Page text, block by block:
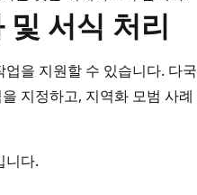
서식 처리
을 지원할 수 있습니다. 다국
지정하고, 지역화 모범 사례
니다.